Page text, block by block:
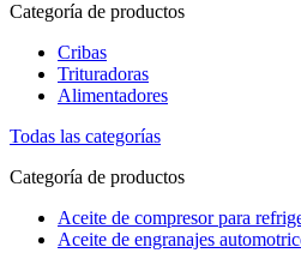
Categoría de productos
Cribas
Trituradoras
Alimentadores
Todas las categorías
Categoría de productos
Aceite de compresor para
Aceite de engranajes